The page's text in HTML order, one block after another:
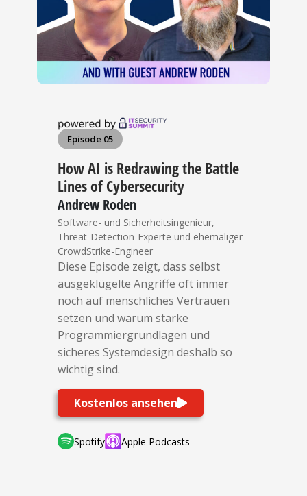
Episode 05
How AI is Redrawing the Battle
Lines of Cybersecurity
Andrew Roden
Software- und Sicherheitsingenieur,
Threat-Detection-Experte und ehemaliger
CrowdStrike-Engineer
Diese Episode zeigt, dass selbst
ausgeklügelte Angriffe oft immer
noch auf menschliches Vertrauen
setzen und warum starke
Programmiergrundlagen und
sicheres Systemdesign deshalb so
wichtig sind.
Kostenlos ansehen
Spotify Apple Podcasts